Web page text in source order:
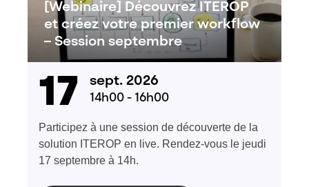
[Webinaire] Découvrez ITEROP
et créez votre premier workflow
– Session septembre
17 sept. 2026
14h00 - 16h00
Participez à une session de découverte de la
solution ITEROP en live. Rendez-vous le jeudi
17 septembre à 14h.